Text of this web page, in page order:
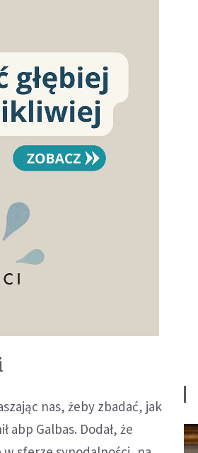
nas, żeby zbadać, jak
abp Galbas. Dodał, że